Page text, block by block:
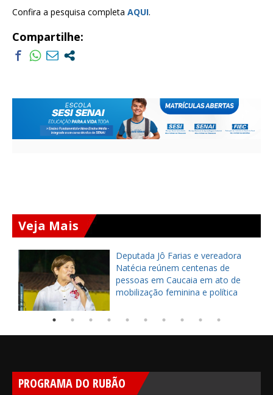
Confira a pesquisa completa AQUI.
Compartilhe:
Veja Mais
Deputada Jô Farias e vereadora
Natécia reúnem centenas de
pessoas em Caucaia em ato de
mobilização feminina e política
PROGRAMA DO RUBÃO